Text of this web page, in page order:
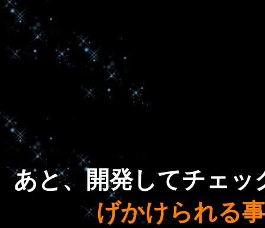
あと、開発してチェッ
げかけられる